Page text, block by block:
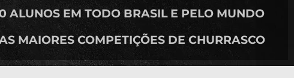
ALUNOS EM TODO BRASIL E PELO MUNDO
MAIORES COMPETIÇÕES DE CHURRASCO